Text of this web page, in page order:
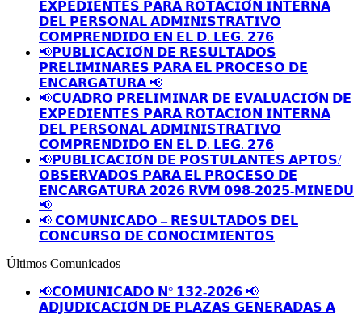
𝗘𝗫𝗣𝗘𝗗𝗜𝗘𝗡𝗧𝗘𝗦 𝗣𝗔𝗥𝗔 𝗥𝗢𝗧𝗔𝗖𝗜𝗢́𝗡 𝗜𝗡𝗧𝗘𝗥𝗡𝗔
𝗗𝗘𝗟 𝗣𝗘𝗥𝗦𝗢𝗡𝗔𝗟 𝗔𝗗𝗠𝗜𝗡𝗜𝗦𝗧𝗥𝗔𝗧𝗜𝗩𝗢
𝗖𝗢𝗠𝗣𝗥𝗘𝗡𝗗𝗜𝗗𝗢 𝗘𝗡 𝗘𝗟 𝗗. 𝗟𝗘𝗚. 𝟮𝟳𝟲
📢𝗣𝗨𝗕𝗟𝗜𝗖𝗔𝗖𝗜𝗢́𝗡 𝗗𝗘 𝗥𝗘𝗦𝗨𝗟𝗧𝗔𝗗𝗢𝗦
𝗣𝗥𝗘𝗟𝗜𝗠𝗜𝗡𝗔𝗥𝗘𝗦 𝗣𝗔𝗥𝗔 𝗘𝗟 𝗣𝗥𝗢𝗖𝗘𝗦𝗢 𝗗𝗘
𝗘𝗡𝗖𝗔𝗥𝗚𝗔𝗧𝗨𝗥𝗔 📢
📢𝗖𝗨𝗔𝗗𝗥𝗢 𝗣𝗥𝗘𝗟𝗜𝗠𝗜𝗡𝗔𝗥 𝗗𝗘 𝗘𝗩𝗔𝗟𝗨𝗔𝗖𝗜𝗢́𝗡 𝗗𝗘
𝗘𝗫𝗣𝗘𝗗𝗜𝗘𝗡𝗧𝗘𝗦 𝗣𝗔𝗥𝗔 𝗥𝗢𝗧𝗔𝗖𝗜𝗢́𝗡 𝗜𝗡𝗧𝗘𝗥𝗡𝗔
𝗗𝗘𝗟 𝗣𝗘𝗥𝗦𝗢𝗡𝗔𝗟 𝗔𝗗𝗠𝗜𝗡𝗜𝗦𝗧𝗥𝗔𝗧𝗜𝗩𝗢
𝗖𝗢𝗠𝗣𝗥𝗘𝗡𝗗𝗜𝗗𝗢 𝗘𝗡 𝗘𝗟 𝗗. 𝗟𝗘𝗚. 𝟮𝟳𝟲
📢𝗣𝗨𝗕𝗟𝗜𝗖𝗔𝗖𝗜𝗢́𝗡 𝗗𝗘 𝗣𝗢𝗦𝗧𝗨𝗟𝗔𝗡𝗧𝗘𝗦 𝗔𝗣𝗧𝗢𝗦/
𝗢𝗕𝗦𝗘𝗥𝗩𝗔𝗗𝗢𝗦 𝗣𝗔𝗥𝗔 𝗘𝗟 𝗣𝗥𝗢𝗖𝗘𝗦𝗢 𝗗𝗘
𝗘𝗡𝗖𝗔𝗥𝗚𝗔𝗧𝗨𝗥𝗔 𝟮𝟬𝟮𝟲 𝗥𝗩𝗠 𝟬𝟵𝟴-𝟮𝟬𝟮𝟱-𝗠𝗜𝗡𝗘𝗗𝗨
📢
📢 𝗖𝗢𝗠𝗨𝗡𝗜𝗖𝗔𝗗𝗢 – 𝗥𝗘𝗦𝗨𝗟𝗧𝗔𝗗𝗢𝗦 𝗗𝗘𝗟
𝗖𝗢𝗡𝗖𝗨𝗥𝗦𝗢 𝗗𝗘 𝗖𝗢𝗡𝗢𝗖𝗜𝗠𝗜𝗘𝗡𝗧𝗢𝗦
Últimos Comunicados
📢𝗖𝗢𝗠𝗨𝗡𝗜𝗖𝗔𝗗𝗢 𝗡° 𝟭𝟯𝟮-𝟮𝟬𝟮𝟲 📢
𝗔𝗗𝗝𝗨𝗗𝗜𝗖𝗔𝗖𝗜𝗢́𝗡 𝗗𝗘 𝗣𝗟𝗔𝗭𝗔𝗦 𝗚𝗘𝗡𝗘𝗥𝗔𝗗𝗔𝗦 𝗔